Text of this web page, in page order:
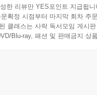
한 리뷰만 YES포인트 지급됩니
확정 시점부터 마지막 회차 주
클래스는 사락 독서모임 게시
Blu-ray, 패션 및 판매금지 상